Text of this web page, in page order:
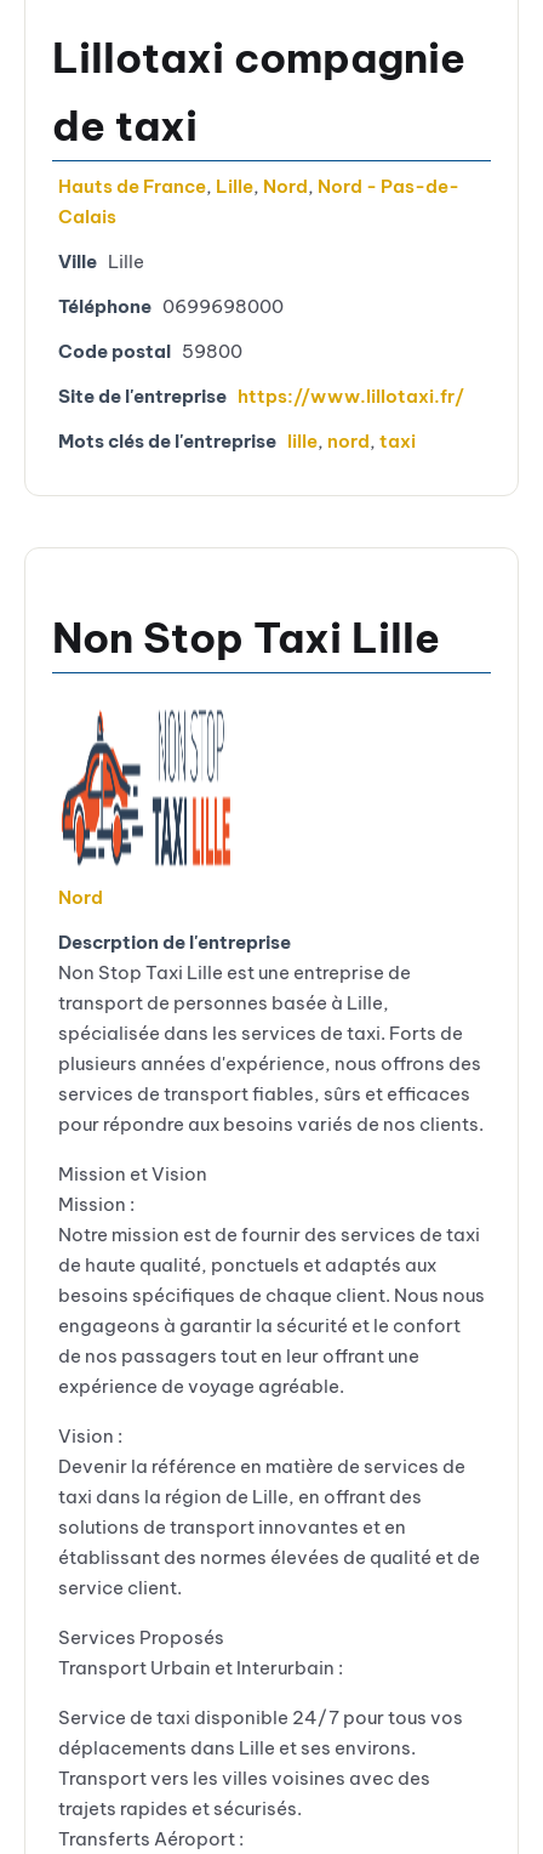
Lillotaxi compagnie
de taxi
Hauts de France, Lille, Nord, Nord - Pas-de-
Calais
Ville Lille
Téléphone 0699698000
Code postal 59800
Site de l'entreprise https://www.lillotaxi.fr/
Mots clés de l'entreprise lille, nord, taxi
Non Stop Taxi Lille
Nord
Descrption de l'entreprise
Non Stop Taxi Lille est une entreprise de
transport de personnes basée à Lille,
spécialisée dans les services de taxi. Forts de
plusieurs années d'expérience, nous offrons des
services de transport fiables, sûrs et efficaces
pour répondre aux besoins variés de nos clients.
Mission et Vision
Mission :
Notre mission est de fournir des services de taxi
de haute qualité, ponctuels et adaptés aux
besoins spécifiques de chaque client. Nous nous
engageons à garantir la sécurité et le confort
de nos passagers tout en leur offrant une
expérience de voyage agréable.
Vision :
Devenir la référence en matière de services de
taxi dans la région de Lille, en offrant des
solutions de transport innovantes et en
établissant des normes élevées de qualité et de
service client.
Services Proposés
Transport Urbain et Interurbain :
Service de taxi disponible 24/7 pour tous vos
déplacements dans Lille et ses environs.
Transport vers les villes voisines avec des
trajets rapides et sécurisés.
Transferts Aéroport :